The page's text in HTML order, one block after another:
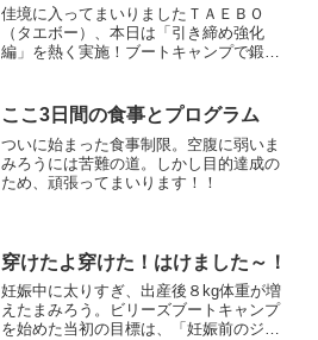
佳境に入ってまいりましたＴＡＥＢＯ
（タエボー）、本日は「引き締め強化
編」を熱く実施！ブートキャンプで鍛え
ここ3日間の食事とプログラム
ついに始まった食事制限。空腹に弱いま
みろうには苦難の道。しかし目的達成の
ため、頑張ってまいります！！
穿けたよ穿けた！はけました～！
妊娠中に太りすぎ、出産後８kg体重が増
えたまみろう。ビリーズブートキャンプ
を始めた当初の目標は、「妊娠前のジー